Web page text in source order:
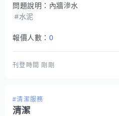
問題說明： 內牆滲水
#水泥
報價人數： 0
刊登時間 剛剛
#清潔服務
清潔